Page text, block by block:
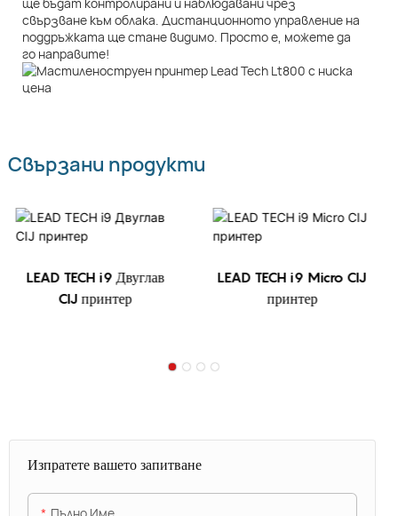
ще бъдат контролирани и наблюдавани чрез
свързване към облака. Дистанционното управление на
поддръжката ще стане видимо. Просто е, можете да
го направите!
Свързани продукти
LEAD TECH i9 Двуглав
CIJ принтер
LEAD TECH i9 Micro CIJ
принтер
Изпратете вашето запитване